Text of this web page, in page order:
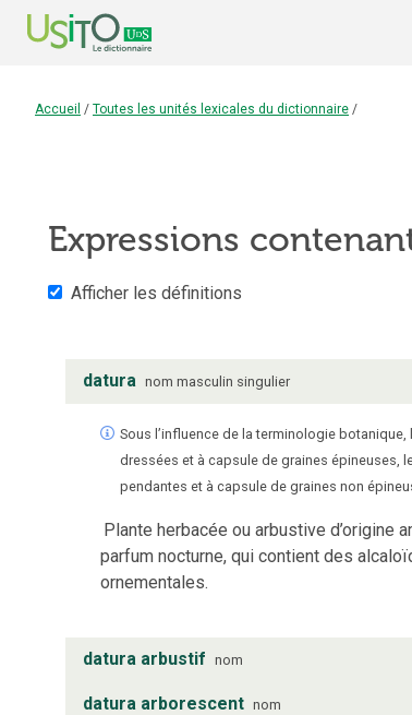
Accueil / Toutes les unités lexicales du dictionnaire /
Expressions
Afficher les définitions
datura nom masculin singulier
Sous l’influence de la terminologie botanique,
dressées et à capsule de graines épineuses,
pendantes et à capsule de graines non
Plante herbacée ou arbustive d’origine
parfum nocturne, qui contient des
ornementales.
datura arbustif nom
datura arborescent nom